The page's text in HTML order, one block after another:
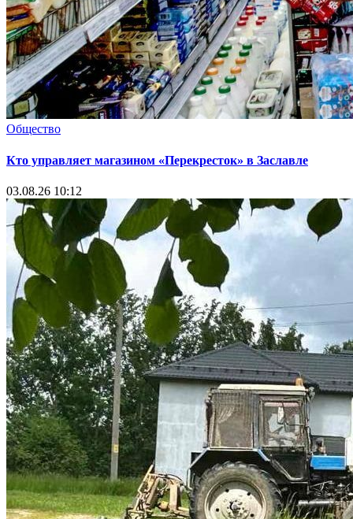
Общество
Кто управляет магазином «Перекресток» в Заславле
03.08.26 10:12